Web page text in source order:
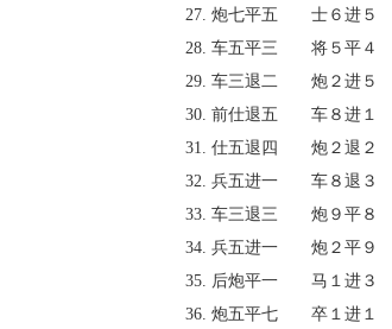
27. 炮七平五 士６进５
28. 车五平三 将５平４
29. 车三退二炮２进５
30. 前仕退五 车８进１
31. 仕五退四 炮２退２
32. 兵五进一车８退３
33. 车三退三 炮９平８
34. 兵五进一炮２平９
35. 后炮平一马１进３
36. 炮五平七卒１进１